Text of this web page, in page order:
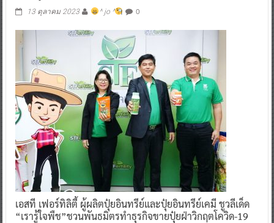
13 ตุลาคม 2023 ^ jo ^ 0
เอสที เฟอร์ทิลิตี้ ผู้ผลิตปุ๋ยอินทรีย์และปุ๋ยอินทรีย์เคมี ชูวลีเด็ด
“เรารู้ใจพืช”ชวนพันธมิตรทำธุรกิจขายปุ๋ยฝ่าวิกฤตโควิด-19